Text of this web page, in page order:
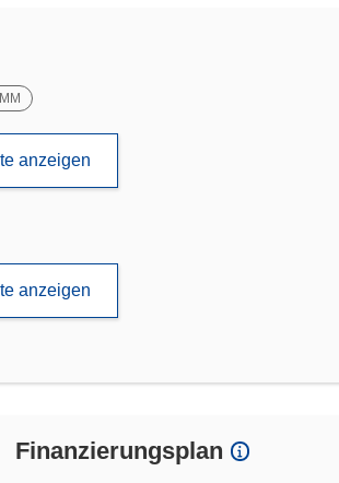
anzeigen
anzeigen
Finanzierungsplan